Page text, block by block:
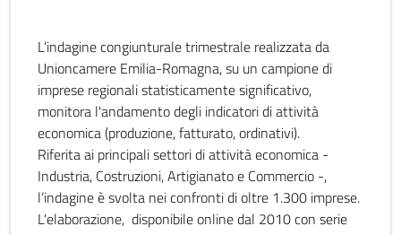
L’indagine congiunturale trimestrale realizzata da
Unioncamere Emilia-Romagna, su un campione di
imprese regionali statisticamente significativo,
monitora l'andamento degli indicatori di attività
economica (produzione, fatturato, ordinativi).
Riferita ai principali settori di attività economica -
Industria, Costruzioni, Artigianato e Commercio -,
l’indagine è svolta nei confronti di oltre 1.300 imprese.
L'elaborazione, disponibile online dal 2010 con serie